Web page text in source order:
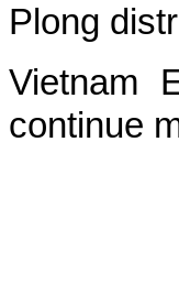
Plong
Vietnam
continue